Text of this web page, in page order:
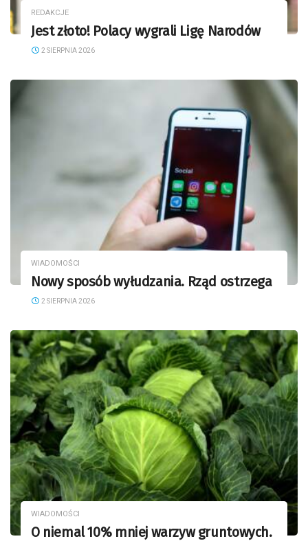
REDAKCJE
Jest złoto! Polacy wygrali Ligę Narodów
2 SIERPNIA 2026
WIADOMOŚCI
Nowy sposób wyłudzania. Rząd ostrzega
2 SIERPNIA 2026
WIADOMOŚCI
O niemal 10% mniej warzyw gruntowych.